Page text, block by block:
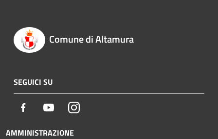
Comune di Altamura
SEGUICI SU
Facebook YoutubeInstagram
AMMINISTRAZIONE